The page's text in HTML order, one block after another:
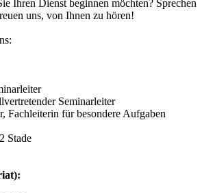
Ihren Dienst beginnen möchten? Sprechen
uns, von Ihnen zu hören!
Seminarleiter
Fachleiterin für besondere Aufgaben
Stade